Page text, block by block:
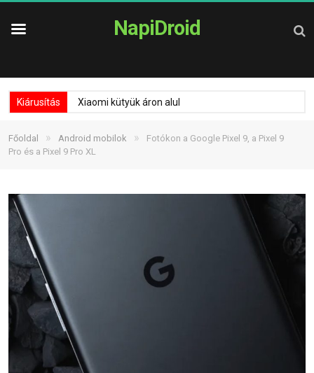
NapiDroid
Kiárusítás Xiaomi kütyük áron alul
Főoldal » Android mobilok »
Fotókon a Google Pixel 9, a Pixel 9
Pro és a Pixel 9 Pro XL